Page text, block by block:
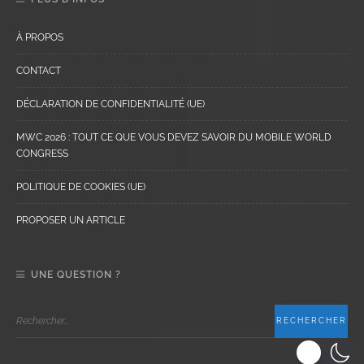
À PROPOS
CONTACT
DÉCLARATION DE CONFIDENTIALITÉ (UE)
MWC 2026 : TOUT CE QUE VOUS DEVEZ SAVOIR DU MOBILE WORLD
CONGRESS
POLITIQUE DE COOKIES (UE)
PROPOSER UN ARTICLE
UNE QUESTION ?